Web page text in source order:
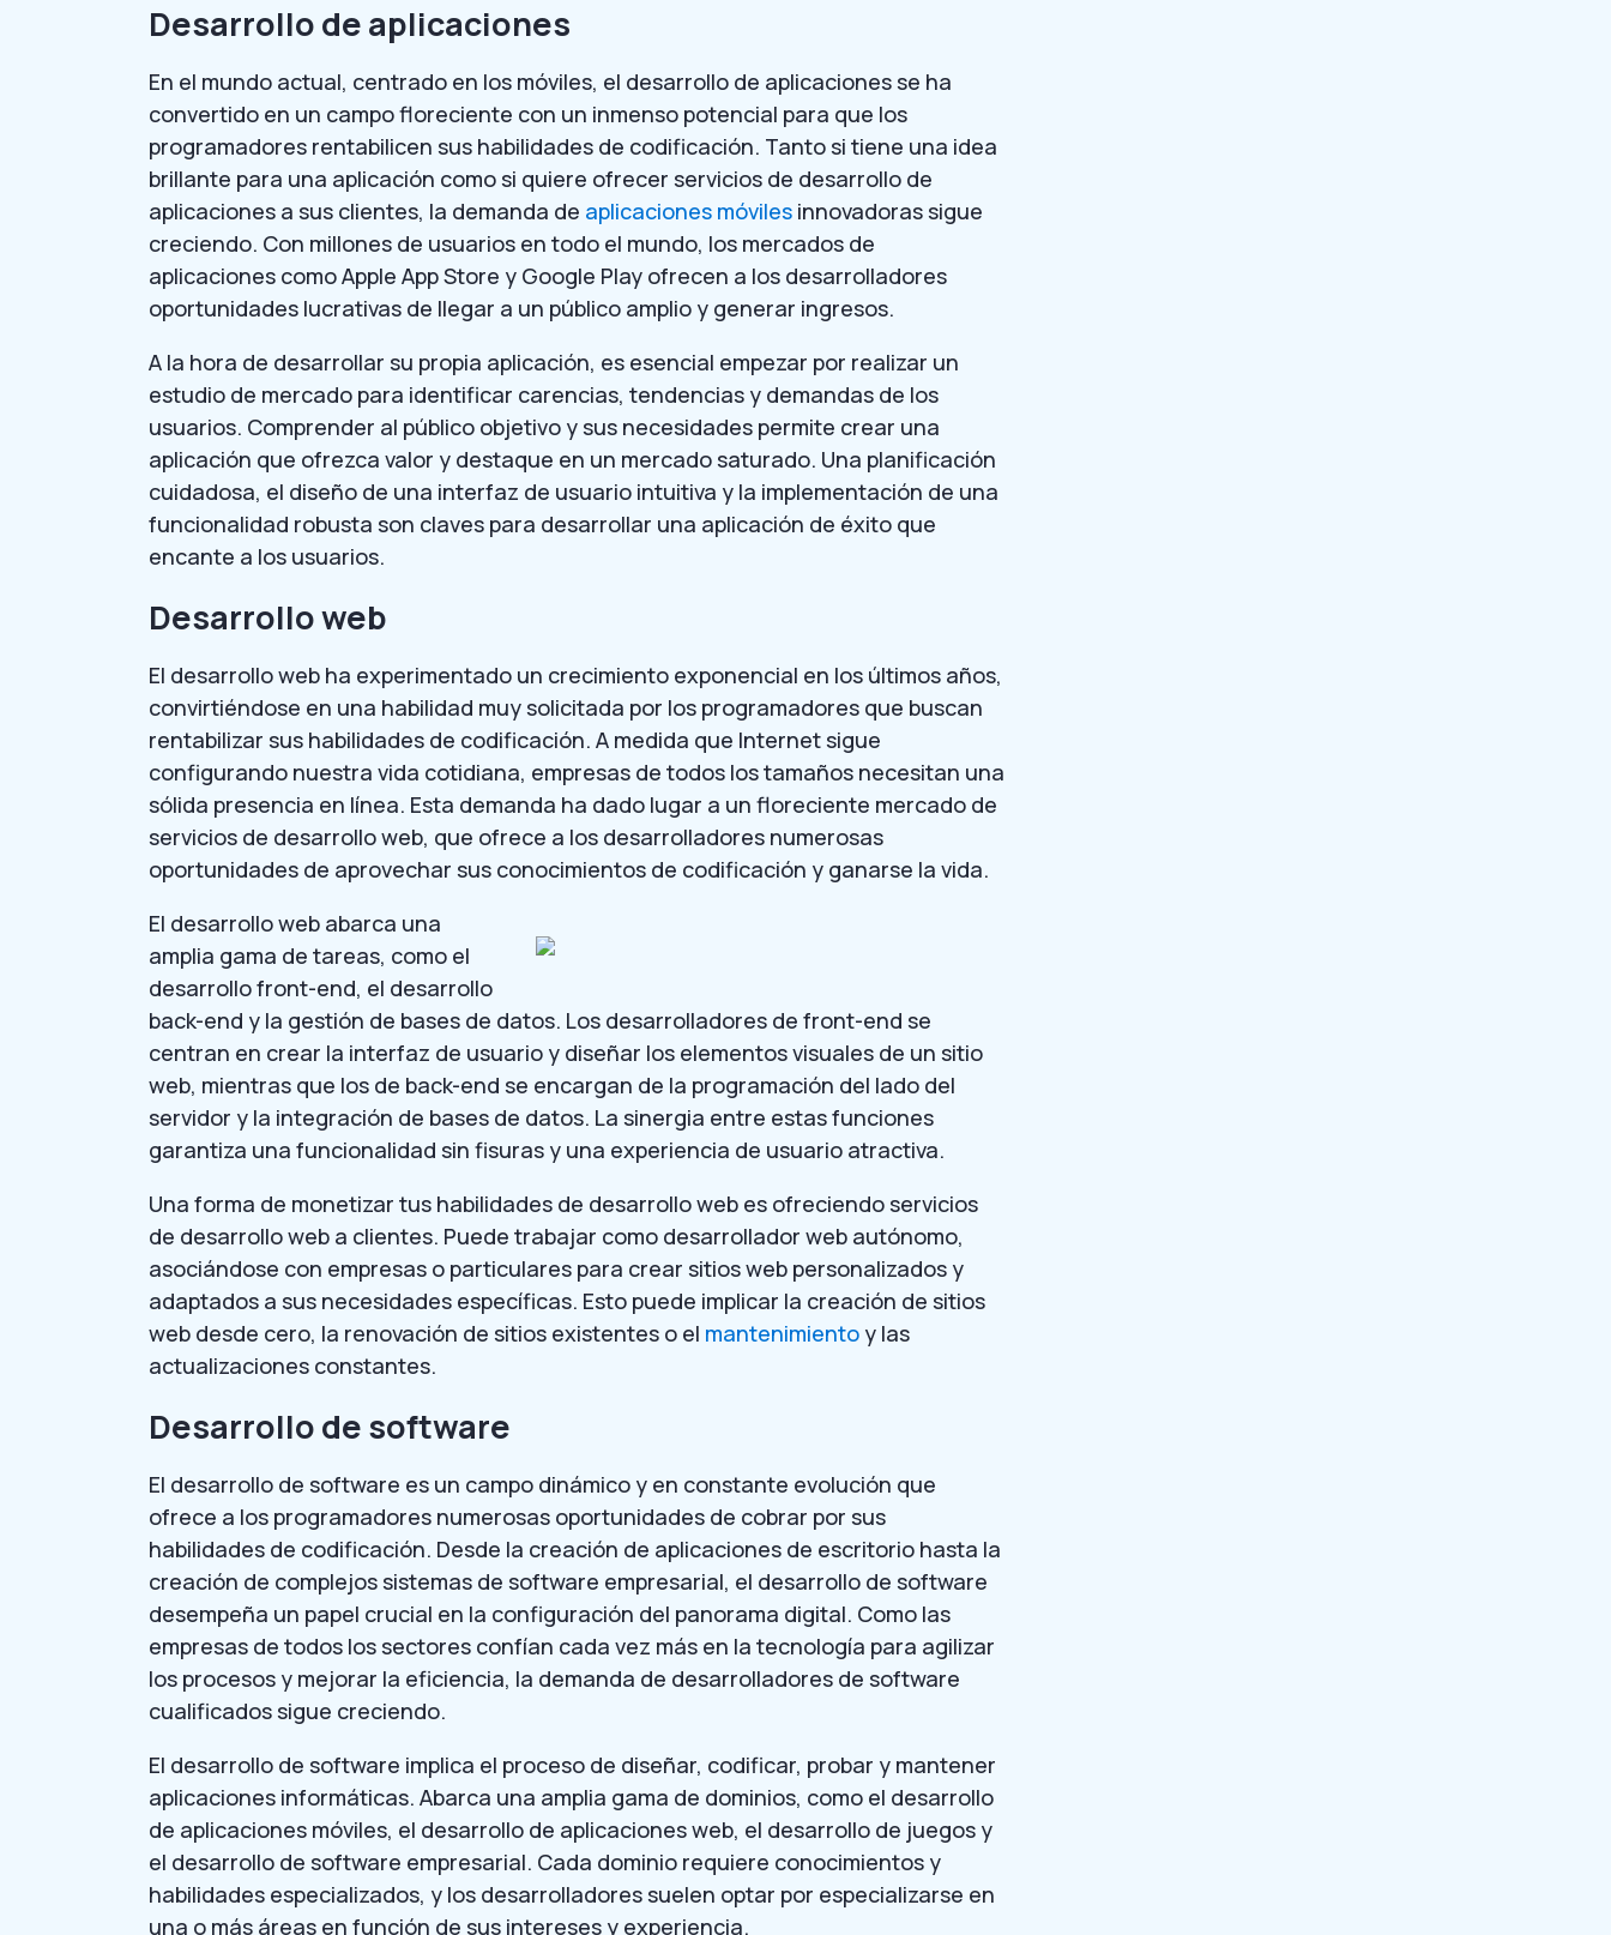
Desarrollo de aplicaciones
En el mundo actual, centrado en los móviles, el desarrollo de aplicaciones se ha
convertido en un campo floreciente con un inmenso potencial para que los
programadores rentabilicen sus habilidades de codificación. Tanto si tiene una idea
brillante para una aplicación como si quiere ofrecer servicios de desarrollo de
aplicaciones a sus clientes, la demanda de aplicaciones móviles innovadoras sigue
creciendo. Con millones de usuarios en todo el mundo, los mercados de
aplicaciones como Apple App Store y Google Play ofrecen a los desarrolladores
oportunidades lucrativas de llegar a un público amplio y generar ingresos.
A la hora de desarrollar su propia aplicación, es esencial empezar por realizar un
estudio de mercado para identificar carencias, tendencias y demandas de los
usuarios. Comprender al público objetivo y sus necesidades permite crear una
aplicación que ofrezca valor y destaque en un mercado saturado. Una planificación
cuidadosa, el diseño de una interfaz de usuario intuitiva y la implementación de una
funcionalidad robusta son claves para desarrollar una aplicación de éxito que
encante a los usuarios.
Desarrollo web
El desarrollo web ha experimentado un crecimiento exponencial en los últimos años,
convirtiéndose en una habilidad muy solicitada por los programadores que buscan
rentabilizar sus habilidades de codificación. A medida que Internet sigue
configurando nuestra vida cotidiana, empresas de todos los tamaños necesitan una
sólida presencia en línea. Esta demanda ha dado lugar a un floreciente mercado de
servicios de desarrollo web, que ofrece a los desarrolladores numerosas
oportunidades de aprovechar sus conocimientos de codificación y ganarse la vida.
El desarrollo web abarca una
amplia gama de tareas, como el
desarrollo front-end, el desarrollo
back-end y la gestión de bases de datos. Los desarrolladores de front-end se
centran en crear la interfaz de usuario y diseñar los elementos visuales de un sitio
web, mientras que los de back-end se encargan de la programación del lado del
servidor y la integración de bases de datos. La sinergia entre estas funciones
garantiza una funcionalidad sin fisuras y una experiencia de usuario atractiva.
Una forma de monetizar tus habilidades de desarrollo web es ofreciendo servicios
de desarrollo web a clientes. Puede trabajar como desarrollador web autónomo,
asociándose con empresas o particulares para crear sitios web personalizados y
adaptados a sus necesidades específicas. Esto puede implicar la creación de sitios
web desde cero, la renovación de sitios existentes o el mantenimiento y las
actualizaciones constantes.
Desarrollo de software
El desarrollo de software es un campo dinámico y en constante evolución que
ofrece a los programadores numerosas oportunidades de cobrar por sus
habilidades de codificación. Desde la creación de aplicaciones de escritorio hasta la
creación de complejos sistemas de software empresarial, el desarrollo de software
desempeña un papel crucial en la configuración del panorama digital. Como las
empresas de todos los sectores confían cada vez más en la tecnología para agilizar
los procesos y mejorar la eficiencia, la demanda de desarrolladores de software
cualificados sigue creciendo.
El desarrollo de software implica el proceso de diseñar, codificar, probar y mantener
aplicaciones informáticas. Abarca una amplia gama de dominios, como el desarrollo
de aplicaciones móviles, el desarrollo de aplicaciones web, el desarrollo de juegos y
el desarrollo de software empresarial. Cada dominio requiere conocimientos y
habilidades especializados, y los desarrolladores suelen optar por especializarse en
una o más áreas en función de sus intereses y experiencia.